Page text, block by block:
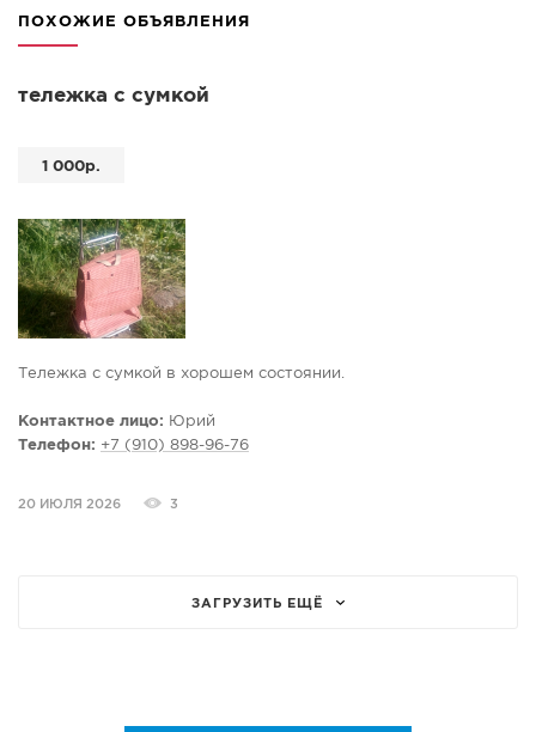
ПОХОЖИЕ ОБЪЯВЛЕНИЯ
тележка с сумкой
1 000р.
Тележка с сумкой в хорошем состоянии.
Контактное лицо: Юрий
Телефон: +7 (910) 898-96-76
20 ИЮЛЯ 2026 3
ЗАГРУЗИТЬ ЕЩЁ